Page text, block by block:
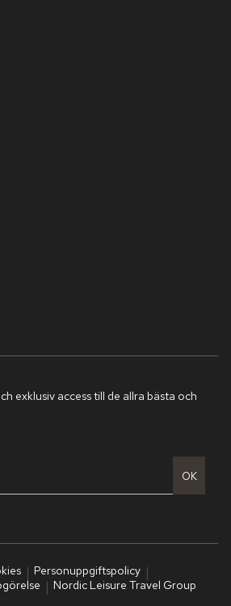
exklusiv access till de allra bästa och
OK
Personuppgiftspolicy
Nordic Leisure Travel Group